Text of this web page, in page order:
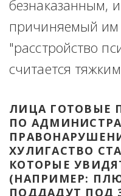
безнаказанным,
причиняемый им
"расстройство
считается
ЛИЦА ГОТОВЫЕ
ПО
ХУЛИГАСТВО
КОТОРЫЕ
(НАПРИМЕР:
ПОДДАДУТ ПОД